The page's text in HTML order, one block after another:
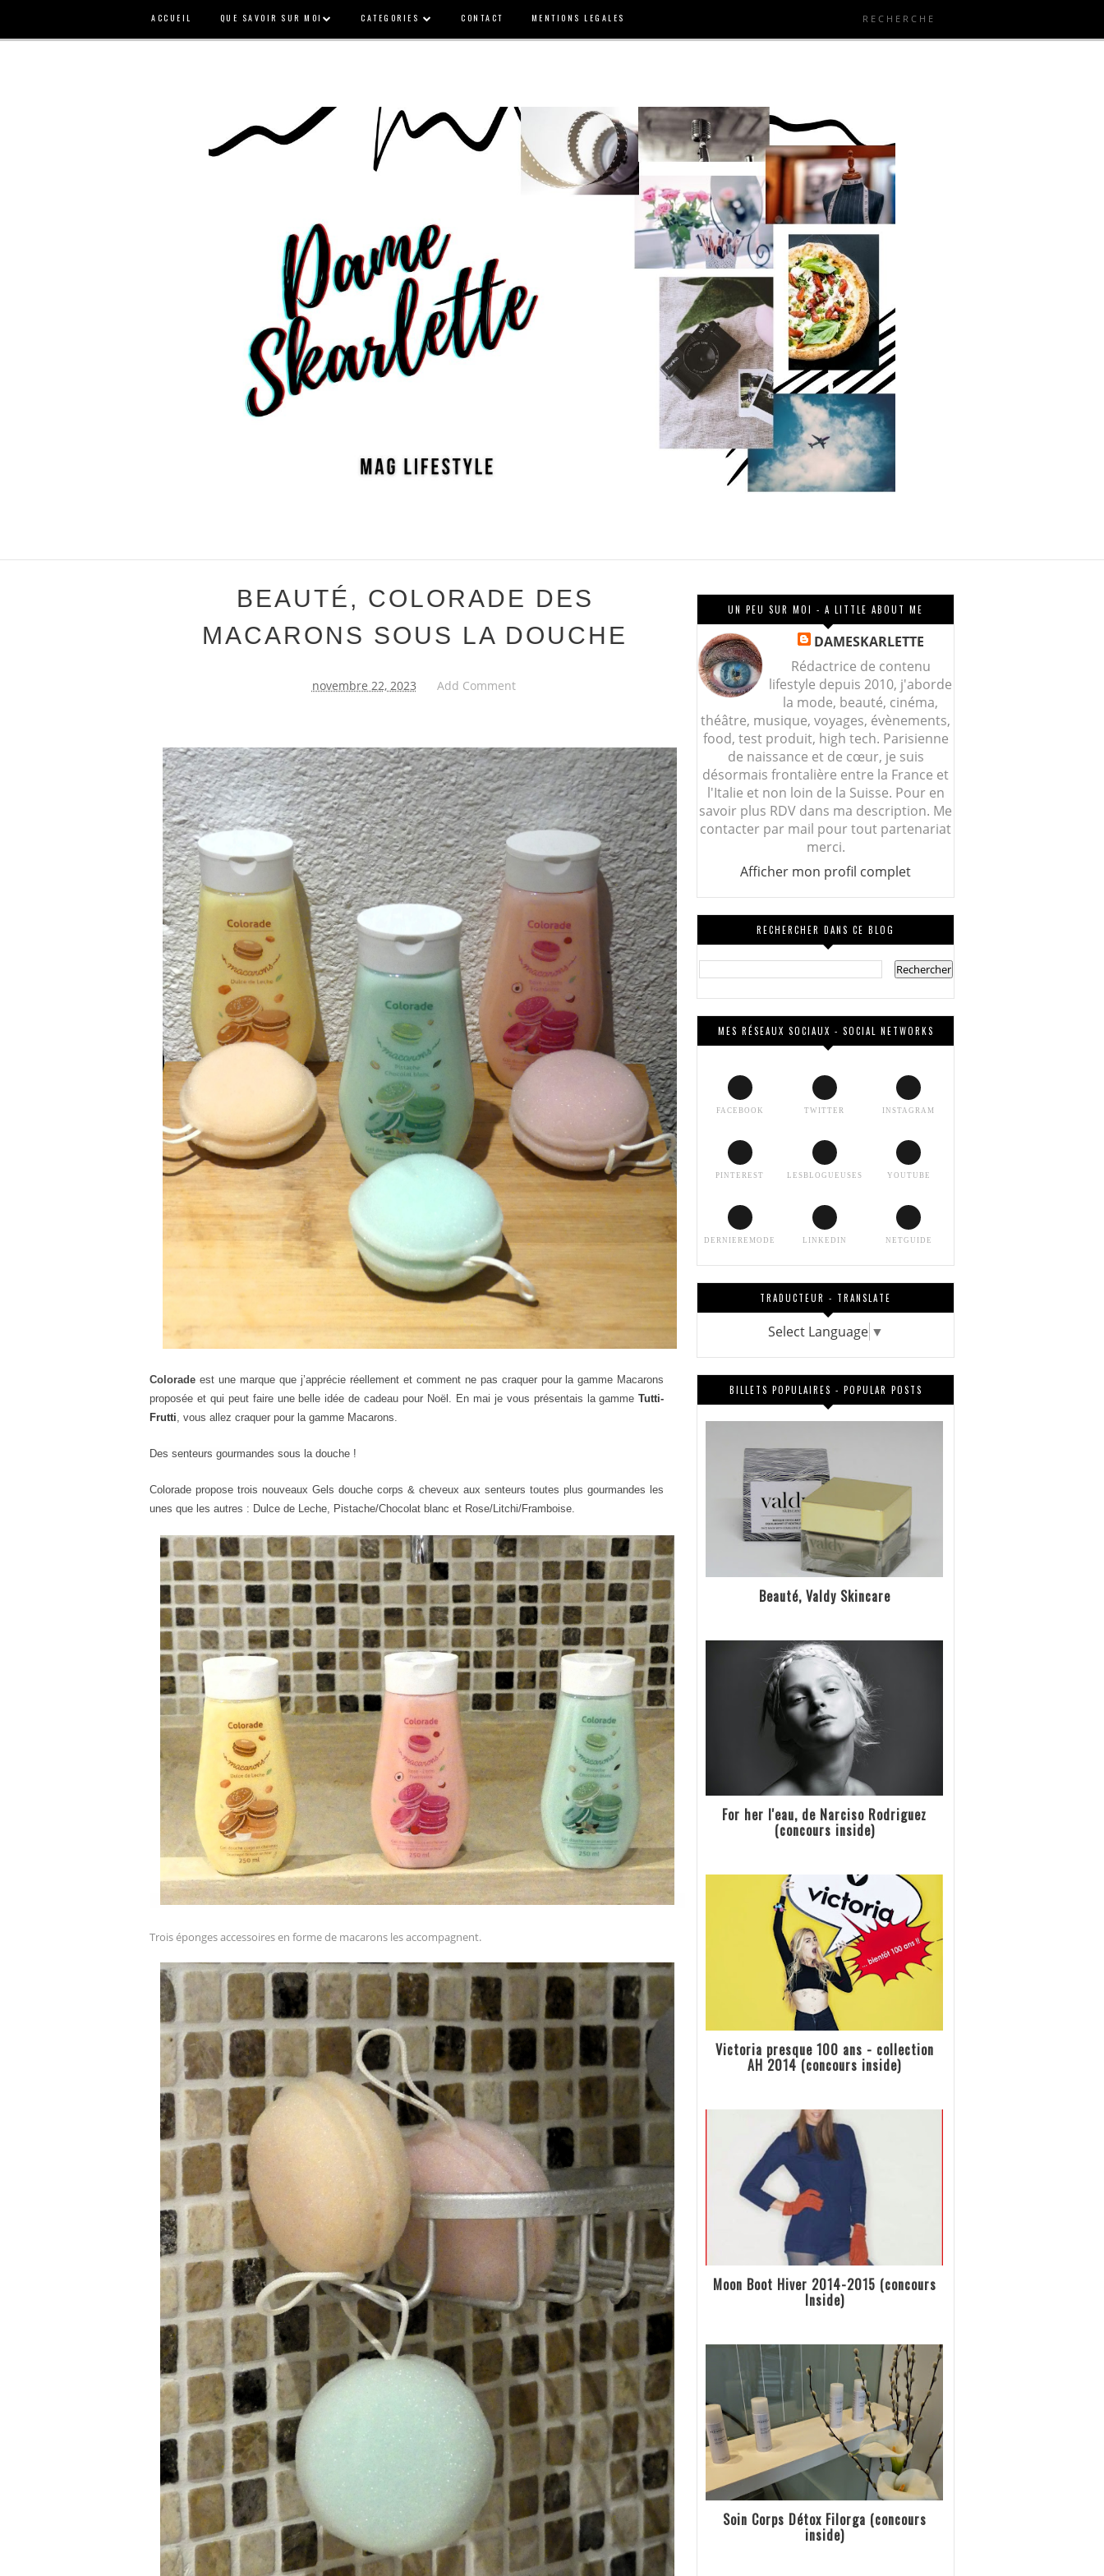
ACCUEIL QUE SAVOIR SUR MOI CATEGORIES CONTACT MENTIONS LEGALES
BEAUTÉ, COLORADE DES
MACARONS SOUS LA DOUCHE
novembre 22, 2023 Add Comment
Colorade est une marque que j’apprécie réellement et comment ne pas craquer pour la gamme Macarons
proposée et qui peut faire une belle idée de cadeau pour Noël. En mai je vous présentais la gammeTutti-
Frutti, vous allez craquer pour la gamme Macarons.
Des senteurs gourmandes sous la douche !
Colorade propose trois nouveaux Gels douche corps & cheveux aux senteurs toutes plus gourmandes les
unes que les autres : Dulce de Leche, Pistache/Chocolat blanc et Rose/Litchi/Framboise.
Trois éponges accessoires en forme de macarons les accompagnent.
UN PEU SUR MOI - A LITTLE ABOUT ME
DAMESKARLETTE
Rédactrice de contenu
lifestyle depuis 2010, j'aborde
la mode, beauté, cinéma,
théâtre, musique, voyages, évènements,
food, test produit, high tech. Parisienne
de naissance et de cœur, je suis
désormais frontalière entre la France et
l'Italie et non loin de la Suisse. Pour en
savoir plus RDV dans ma description. Me
contacter par mail pour tout partenariat
merci.
Afficher mon profil complet
RECHERCHER DANS CE BLOG
MES RÉSEAUX SOCIAUX - SOCIAL NETWORKS
FACEBOOK TWITTER INSTAGRAM
PINTEREST LESBLOGUEUSES YOUTUBE
DERNIEREMODE LINKEDIN NETGUIDE
TRADUCTEUR - TRANSLATE
Select Language ▼
BILLETS POPULAIRES - POPULAR POSTS
Beauté, Valdy Skincare
For her l'eau, de Narciso Rodriguez
(concours inside)
Victoria presque 100 ans - collection
AH 2014 (concours inside)
Moon Boot Hiver 2014-2015 (concours
Inside)
Soin Corps Détox Filorga (concours
inside)